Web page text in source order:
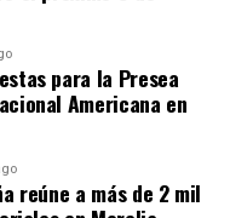
para la Presea
Americana en
reúne a más de 2 mil